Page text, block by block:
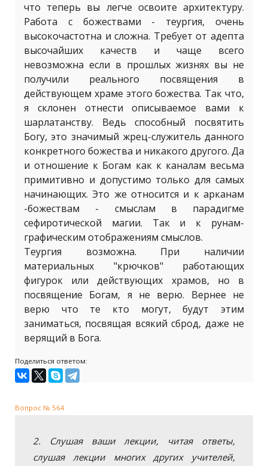
что теперь вы легче освоите архитектуру.
Работа с божествами - теургия, очень
высокочастотна и сложна. Требует от адепта
высочайших качеств и чаще всего
невозможна если в прошлых жизнях вы не
получили реального посвящения в
действующем храме этого божества. Так что,
я склонен отнести описываемое вами к
шарлатанству. Ведь способный посвятить
Богу, это значимый жрец-служитель данного
конкретного божества и никакого другого. Да
и отношение к Богам как к каналам весьма
примитивно и допустимо только для самых
начинающих. Это же относится и к арканам
-божествам - смыслам в парадигме
сефиротической магии. Так и к рунам-
графическим отображениям смыслов.
Теургия возможна. При наличии
материальных "крючков" работающих
фигурок или действующих храмов, но в
посвящение Богам, я не верю. Вернее не
верю что те кто могут, будут этим
заниматься, посвящая всякий сброд, даже не
верящий в Бога.
Поделиться ответом:
Вопрос № 564
2. Слушая ваши лекции, читая ответы,
слушая лекции многих других учителей,